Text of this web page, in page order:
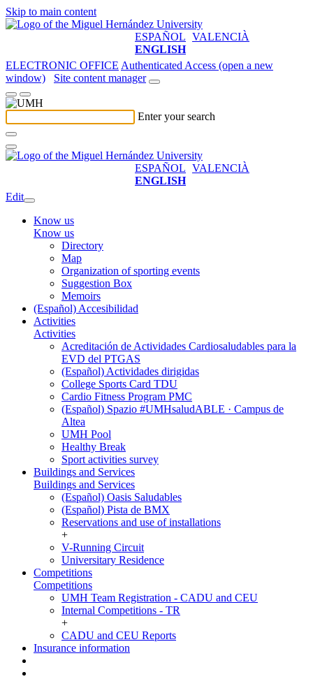
Skip to main content
ESPAÑOL VALENCIÀ
ENGLISH
ELECTRONIC OFFICE Authenticated Access (open a new
window)
Site content manager
Enter your search
ESPAÑOL VALENCIÀ
ENGLISH
Edit
Know us
Know us
Directory
Map
Organization of sporting events
Suggestion Box
Memoirs
(Español) Accesibilidad
Activities
Activities
Acreditación de Actividades Cardiosaludables para la
EVD del PTGAS
(Español) Actividades dirigidas
College Sports Card TDU
Cardio Fitness Program PMC
(Español) Spazio #UMHsaludABLE · Campus de
Altea
UMH Pool
Healthy Break
Sport activities survey
Buildings and Services
Buildings and Services
(Español) Oasis Saludables
(Español) Pista de BMX
Reservations and use of installations
+
V-Running Circuit
Universitary Residence
Competitions
Competitions
UMH Team Registration - CADU and CEU
Internal Competitions - TR
+
CADU and CEU Reports
Insurance information